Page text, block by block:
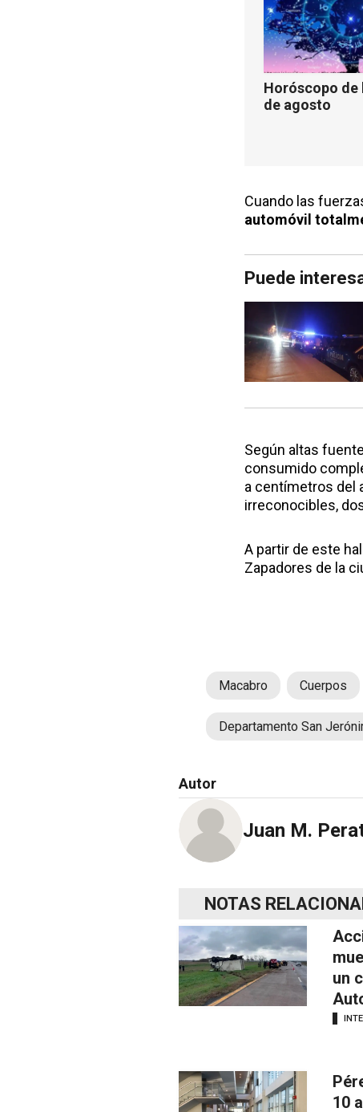
Horóscopo de
de agosto
Cuando las
automóvil
Puede
Según altas
consumido
a centímetros del
irreconocibles,
A partir de este
Zapadores de la
Macabro Cuerpos
Departamento San
Autor
Juan M.
NOTAS
un
10